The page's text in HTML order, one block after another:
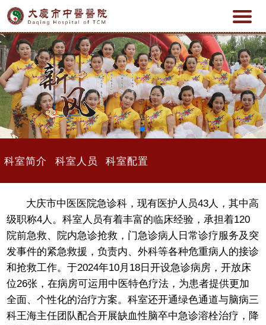
科室简介 科室人员 科室配置
大庆市中医医院急诊科，现有医护人员43人，其中高
级职称4人。科室人员有着丰富的临床经验，承担着120
院前急救、院内急诊抢救，门急诊病人日常诊疗服务及突
发事件的紧急救援，负责内、外科等各种危重病人的接诊
和抢救工作。于2024年10月18日开设急诊病房，开放床
位26张，在病房可运用中医特色疗法，为患者提供更加
全面、个性化的治疗方案。科室还开通绿色通道与脑病三
科王海主任团队配合开展缺血性脑卒中急诊溶栓治疗，降